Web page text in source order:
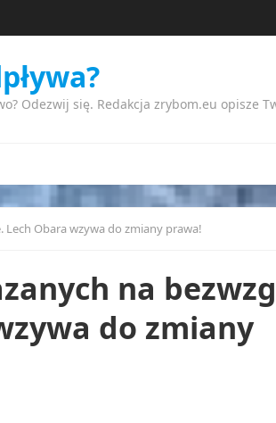
Odezwij się. Redakcja zrybom.eu opisze
Lech Obara wzywa do zmiany prawa!
na
do zmiany